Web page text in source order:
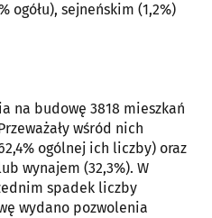
ogółu), sejneńskim (1,2%)
na budowę 3818 mieszkań
wśród nich
ogólnej ich liczby) oraz
wynajem (32,3%). W
spadek liczby
wydano pozwolenia